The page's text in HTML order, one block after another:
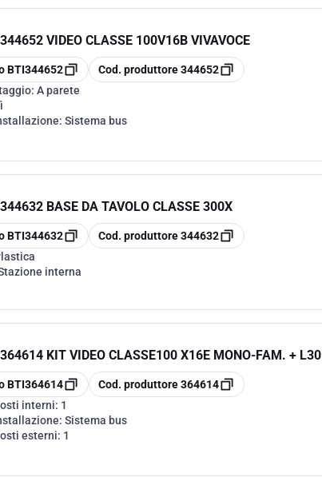
VIDEO CLASSE 100V16B VIVAVOCE
BTI344652 copia
Cod. produttore344652
A parete
Sistema bus
BASE DA TAVOLO CLASSE 300X
BTI344632 copia
Cod. produttore344632
interna
KIT VIDEO CLASSE100 X16E MONO-FAM. + L30
BTI364614 copia
Cod. produttore364614
interni: 1
Sistema bus
esterni: 1